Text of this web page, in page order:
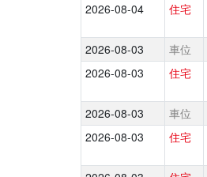
2026-08-04 住宅
2026-08-03 車位
2026-08-03
住宅
2026-08-03 車位
2026-08-03
住宅